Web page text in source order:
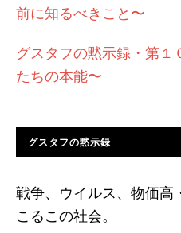
前に知るべきこと〜
グスタフの黙示録・第１
たちの本能〜
グスタフの黙示録
戦争、ウイルス、物価高
こるこの社会。